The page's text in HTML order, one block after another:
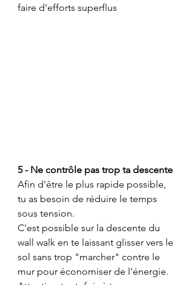
faire d'efforts superflus
5 - Ne contrôle pas trop ta descente
Afin d'être le plus rapide possible,
tu as besoin de réduire le temps
sous tension.
C'est possible sur la descente du
wall walk en te laissant glisser vers le
sol sans trop "marcher" contre le
mur pour économiser de l'énergie.